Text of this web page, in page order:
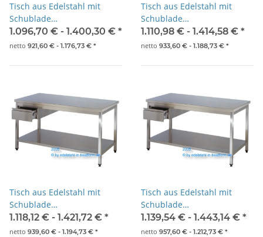
Tisch aus Edelstahl mit
Schublade
1200x700x850mm
1.096,70 € - 1.400,30 € *
netto 921,60 € - 1.176,73 € *
Tisch aus Edelstahl mit
Schublade
1300x700x850mm
1.110,98 € - 1.414,58 € *
netto 933,60 € - 1.188,73 € *
Tisch aus Edelstahl mit
Schublade
1400x700x850mm
1.118,12 € - 1.421,72 € *
netto 939,60 € - 1.194,73 € *
Tisch aus Edelstahl mit
Schublade
1500x700x850mm
1.139,54 € - 1.443,14 € *
netto 957,60 € - 1.212,73 € *